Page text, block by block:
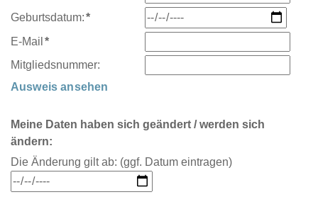
Pflichtfeld
Geburtsdatum:*
Pflichtfeld
E-Mail *
Mitgliedsnummer:
Ausweis ansehen
Meine Daten haben sich geändert / werden sich
ändern:
Die Änderung gilt ab: (ggf. Datum eintragen)